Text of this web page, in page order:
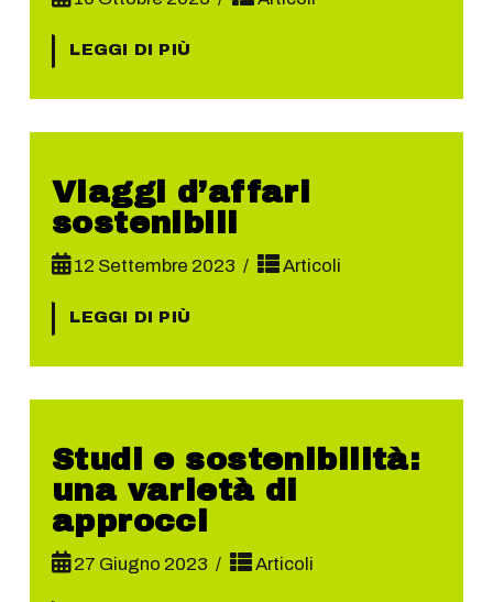
LEGGI DI PIÙ
Viaggi d’affari
sostenibili
12 Settembre 2023 Articoli
LEGGI DI PIÙ
Studi e sostenibilità:
una varietà di
approcci
27 Giugno 2023 Articoli